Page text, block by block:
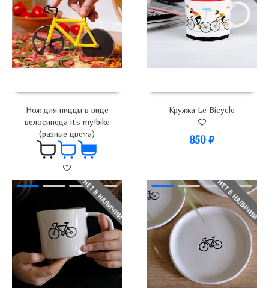
Нож для пиццы в виде
велосипеда it's my!bike
(разные цвета)
700₽
Кружка Le Bicycle
850₽
НЕТ В НАЛИЧИИ НЕТ В НАЛИЧИИ